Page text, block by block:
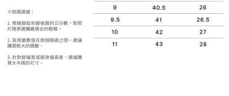
１．透過由恩沛科技股份有限公司提供之「AFTEE先享後付」服務完成之交
易，需依本服務之必要範圍內提供個人資料，並將交易相關給付款項請求債
權轉讓予恩沛科技股份有限公司。
２．關於個人資料處理事宜，請瀏覽以下網址：
３．未成年的使用者請事先徵得法定代理人或監護人之同意方可使用